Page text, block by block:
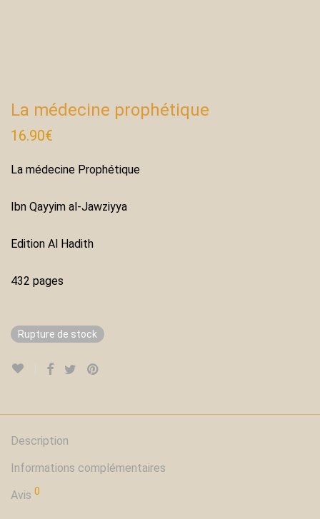
La médecine prophétique
16.90€
La médecine Prophétique
Ibn Qayyim al-Jawziyya
Edition Al Hadith
432 pages
Rupture de stock
Description
Informations complémentaires
Avis 0